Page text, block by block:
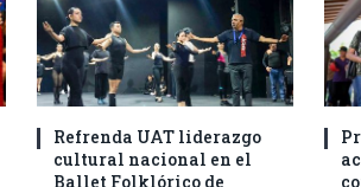
Refrenda UAT liderazgo
cultural nacional en el
Ballet Folklórico de